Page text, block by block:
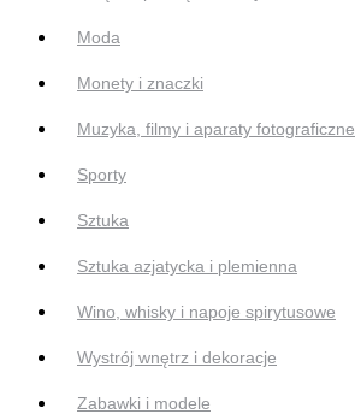
Moda
Monety i znaczki
Muzyka, filmy i aparaty fotograficzne
Sporty
Sztuka
Sztuka azjatycka i plemienna
Wino, whisky i napoje spirytusowe
Wystrój wnętrz i dekoracje
Zabawki i modele